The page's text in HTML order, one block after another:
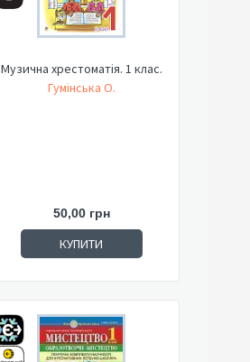
Музична хрестоматія. 1 клас.
Гумінська О.
50,00 грн
КУПИТИ